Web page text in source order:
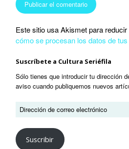
Este sitio usa Akismet para
cómo se procesan los datos de
Suscríbete a Cultura Seriéfila
Sólo tienes que introducir tu dirección
aviso cuando publiquemos nuevos
Suscribir